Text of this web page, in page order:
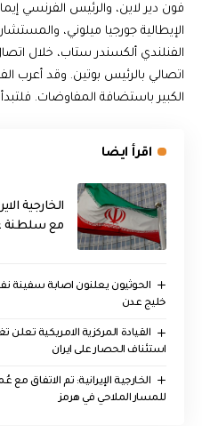
فون دير لاين، والرئيس الفرنسي
الإيطالية جورجيا ميلوني،
الفنلندي ألكسندر ستاب، خلال
اتصالي بالرئيس بوتين. وقد أعرب
الكبير باستضافة المفاوضات.
اقرأ ايضا
الخارجية
مع سلطنة
الحوثيون يعلنون اصابة سفينة
خليج عدن
استئناف الحصار على ايران
‏الخارجية الإيرانية: تم الاتفاق
للمسار الملاحي في هرمز